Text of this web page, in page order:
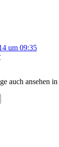
um 09:35
auch ansehen